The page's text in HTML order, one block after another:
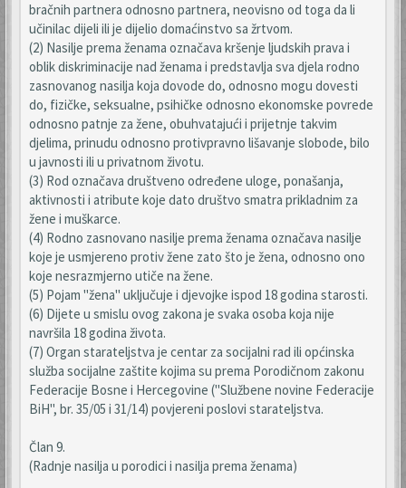
bračnih partnera odnosno partnera, neovisno od toga da li
učinilac dijeli ili je dijelio domaćinstvo sa žrtvom.
(2) Nasilje prema ženama označava kršenje ljudskih prava i
oblik diskriminacije nad ženama i predstavlja sva djela rodno
zasnovanog nasilja koja dovode do, odnosno mogu dovesti
do, fizičke, seksualne, psihičke odnosno ekonomske povrede
odnosno patnje za žene, obuhvatajući i prijetnje takvim
djelima, prinudu odnosno protivpravno lišavanje slobode, bilo
u javnosti ili u privatnom životu.
(3) Rod označava društveno određene uloge, ponašanja,
aktivnosti i atribute koje dato društvo smatra prikladnim za
žene i muškarce.
(4) Rodno zasnovano nasilje prema ženama označava nasilje
koje je usmjereno protiv žene zato što je žena, odnosno ono
koje nesrazmjerno utiče na žene.
(5) Pojam "žena" uključuje i djevojke ispod 18 godina starosti.
(6) Dijete u smislu ovog zakona je svaka osoba koja nije
navršila 18 godina života.
(7) Organ starateljstva je centar za socijalni rad ili općinska
služba socijalne zaštite kojima su prema Porodičnom zakonu
Federacije Bosne i Hercegovine ("Službene novine Federacije
BiH", br. 35/05 i 31/14) povjereni poslovi starateljstva.
Član 9.
(Radnje nasilja u porodici i nasilja prema ženama)